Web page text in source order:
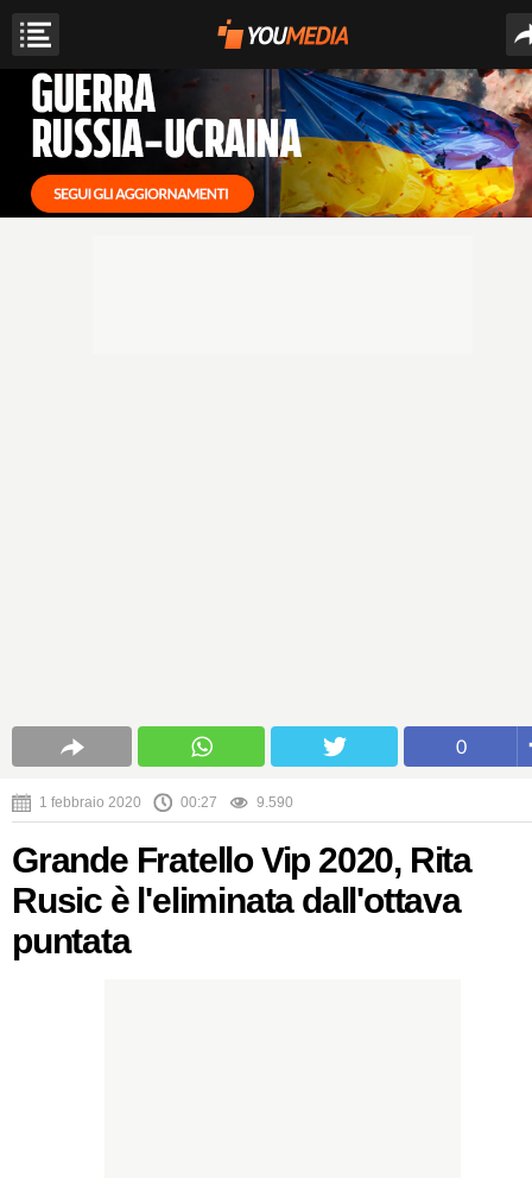
0
1 febbraio 2020 00:27 9.590
Grande Fratello Vip 2020, Rita
Rusic è l'eliminata dall'ottava
puntata